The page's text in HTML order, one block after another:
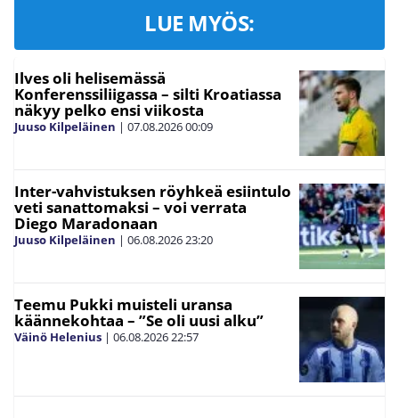
LUE MYÖS:
Ilves oli helisemässä
Konferenssiliigassa – silti Kroatiassa
näkyy pelko ensi viikosta
Juuso Kilpeläinen | 07.08.202600:09
Inter-vahvistuksen röyhkeä esiintulo
veti sanattomaksi – voi verrata
Diego Maradonaan
Juuso Kilpeläinen | 06.08.202623:20
Teemu Pukki muisteli uransa
käännekohtaa – ”Se oli uusi alku”
Väinö Helenius | 06.08.202622:57